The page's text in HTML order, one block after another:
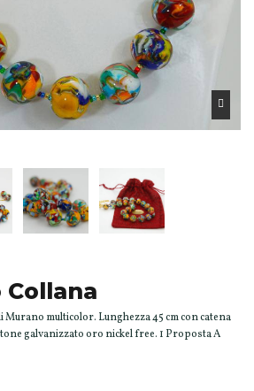
multicolor. Lunghezza 45 cm con catena
galvanizzato oro nickel free. 1 Proposta A